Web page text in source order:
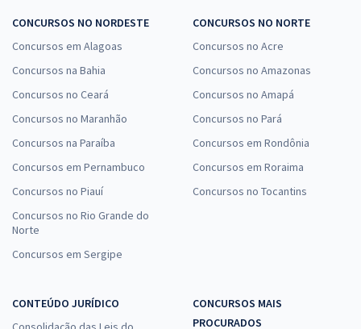
CONCURSOS NO NORDESTE
Concursos em Alagoas
Concursos na Bahia
Concursos no Ceará
Concursos no Maranhão
Concursos na Paraíba
Concursos em Pernambuco
Concursos no Piauí
Concursos no Rio Grande do
Norte
Concursos em Sergipe
CONCURSOS NO NORTE
Concursos no Acre
Concursos no Amazonas
Concursos no Amapá
Concursos no Pará
Concursos em Rondônia
Concursos em Roraima
Concursos no Tocantins
CONTEÚDO JURÍDICO
CONCURSOS MAIS
PROCURADOS